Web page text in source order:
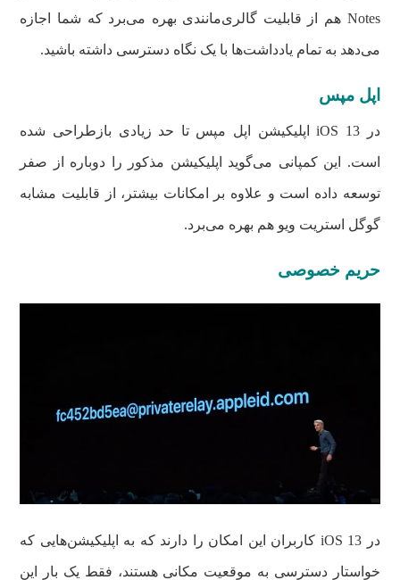
Notes هم از قابلیت گالری‌مانندی بهره می‌برد که شما اجازه
می‌دهد به تمام یادداشت‌ها با یک نگاه دسترسی داشته باشید.
اپل مپس
در iOS 13 اپلیکیشن اپل مپس تا حد زیادی بازطراحی شده
است. این کمپانی می‌گوید اپلیکیشن مذکور را دوباره از صفر
توسعه داده است و علاوه بر امکانات بیشتر، از قابلیت مشابه
گوگل استریت ویو هم بهره می‌برد.
حریم خصوصی
در iOS 13 کاربران این امکان را دارند که به اپلیکیشن‌هایی که
خواستار دسترسی به موقعیت مکانی هستند، فقط یک بار این